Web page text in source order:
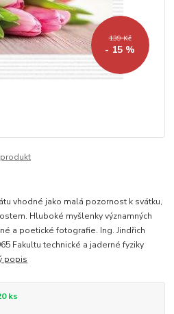
139 Kč
- 15 %
vhodné jako malá pozornost k svátku,
Hluboké myšlenky významných
a poetické fotografie. Ing. Jindřich
Fakultu technické a jaderné fyziky
popis
ks